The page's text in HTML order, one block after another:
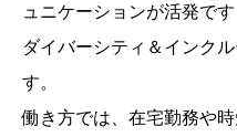
ュニケーションが活発です
ダイバーシティ＆インク
す。
働き方では、在宅勤務や